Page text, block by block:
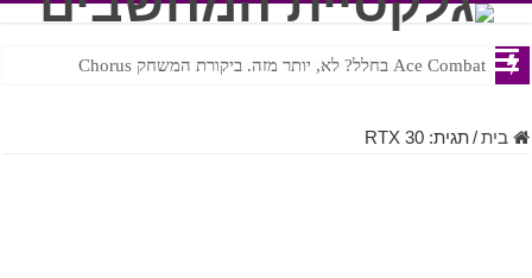
Ace Combat בחלל? לא, יותר מזה. ביקורת המשחק Chorus
Steven Universe והשירים שתורגמו בצורה נוראית לעברית
בית/תגית:RTX 30